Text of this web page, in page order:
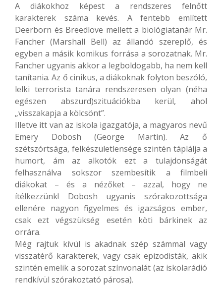
A diákokhoz képest a rendszeres felnőtt
karakterek száma kevés. A fentebb említett
Deerborn és Breedlove mellett a biológiatanár Mr.
Fancher (Marshall Bell) az állandó szereplő, és
egyben a másik komikus forrása a sorozatnak. Mr.
Fancher ugyanis akkor a legboldogabb, ha nem kell
tanítania. Az ő cinikus, a diákoknak folyton beszóló,
lelki terrorista tanára rendszeresen olyan (néha
egészen abszurd)szituációkba kerül, ahol
„visszakapja a kölcsönt”.
Illetve itt van az iskola igazgatója, a magyaros nevű
Emery Dobosh (George Martin). Az ő
szétszórtsága, felkészületlensége szintén táplálja a
humort, ám az alkotók ezt a tulajdonságát
felhasználva sokszor szembesítik a filmbeli
diákokat – és a nézőket – azzal, hogy ne
ítélkezzünk! Dobosh ugyanis szórakozottsága
ellenére nagyon figyelmes és igazságos ember,
csak ezt végszükség esetén köti bárkinek az
orrára.
Még rajtuk kívül is akadnak szép számmal vagy
visszatérő karakterek, vagy csak epizodisták, akik
szintén emelik a sorozat színvonalát (az iskolarádió
rendkívül szórakoztató párosa).